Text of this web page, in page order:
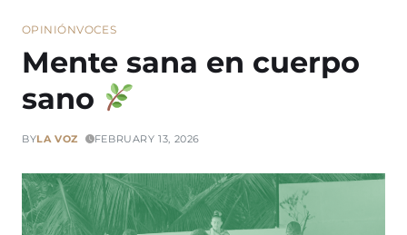
OPINIÓNVOCES
Mente sana en cuerpo
sano
BYLA VOZ FEBRUARY 13, 2026